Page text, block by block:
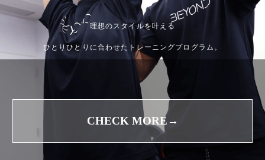
理想のスタイルを叶える
ひとりひとりに合わせたトレーニングプログラム。
CHECK MORE→